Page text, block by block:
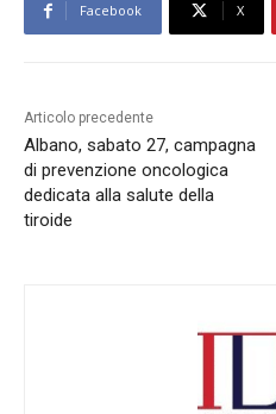
Facebook X
Articolo precedente
Albano, sabato 27, campagna
di prevenzione oncologica
dedicata alla salute della
tiroide